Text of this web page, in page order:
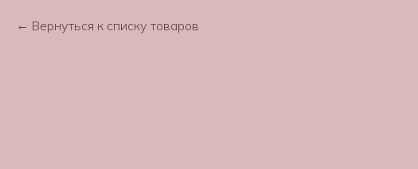
Вернуться к списку товаров